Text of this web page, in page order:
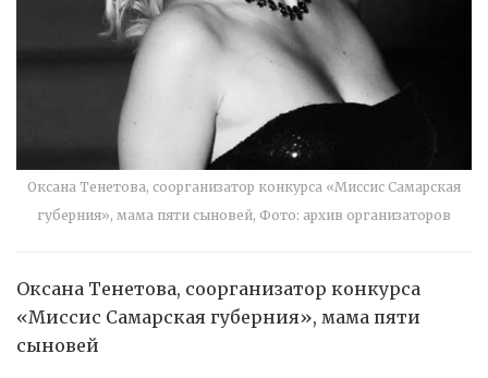
Оксана Тенетова, соорганизатор конкурса «Миссис Самарская
губерния», мама пяти сыновей, Фото: архив организаторов
Оксана Тенетова, соорганизатор конкурса
«Миссис Самарская губерния», мама пяти
сыновей